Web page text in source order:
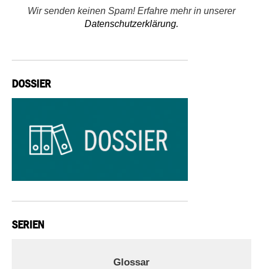
Wir senden keinen Spam! Erfahre mehr in unserer
Datenschutzerklärung.
DOSSIER
SERIEN
Glossar